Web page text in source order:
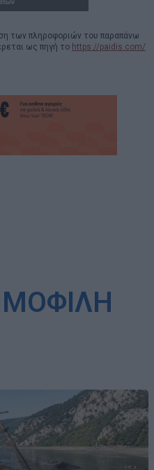
των πληροφοριών του παραπάνω
ως πηγή το https://paidis.com/